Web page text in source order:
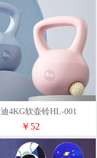
4KG软壶铃HL-001
￥52